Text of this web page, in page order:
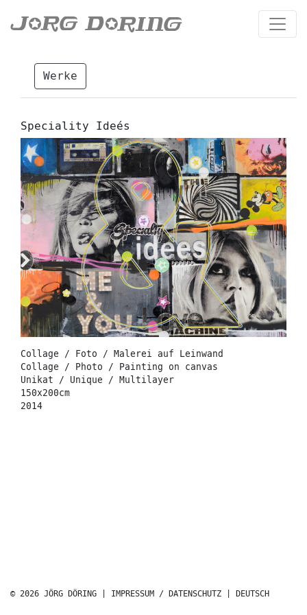
Werke
Speciality Ideés
Collage / Foto / Malerei auf Leinwand
Collage / Photo / Painting on canvas
Unikat / Unique / Multilayer
150x200cm
2014
© 2026 JÖRG DÖRING | IMPRESSUM / DATENSCHUTZ DEUTSCH